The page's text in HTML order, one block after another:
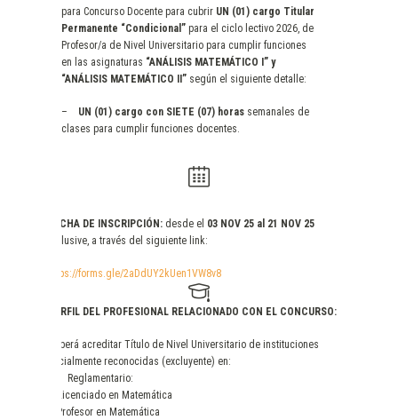
para Concurso Docente para cubrir UN (01) cargo Titular
Permanente “Condicional” para el ciclo lectivo 2026, de
Profesor/a de Nivel Universitario para cumplir funciones
en las asignaturas “ANÁLISIS MATEMÁTICO I” y
“ANÁLISIS MATEMÁTICO II” según el siguiente detalle:
– UN (01) cargo con SIETE (07) horas semanales de
clases para cumplir funciones docentes.
FECHA DE INSCRIPCIÓN: desde el 03 NOV 25 al 21 NOV 25
inclusive, a través del siguiente link:
https://forms.gle/2aDdUY2kUen1VW8v8
PERFIL DEL PROFESIONAL RELACIONADO CON EL CONCURSO:
Deberá acreditar Título de Nivel Universitario de instituciones
oficialmente reconocidas (excluyente) en:
a) Reglamentario:
– Licenciado en Matemática
– Profesor en Matemática